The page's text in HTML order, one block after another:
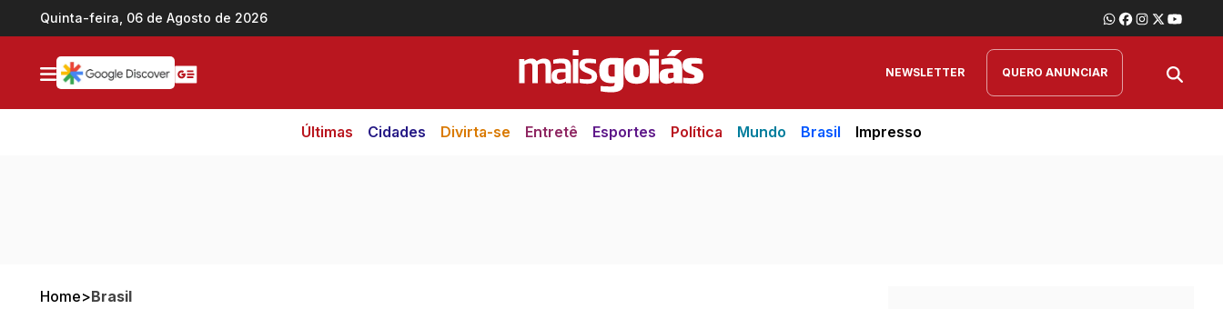
Ir direto pro conteúdo
Quinta-feira, 06 de Agosto de 2026
NEWSLETTER QUERO ANUNCIAR
Últimas Cidades Divirta-se Entretê Esportes Política Mundo Brasil Impresso
Home>Brasil